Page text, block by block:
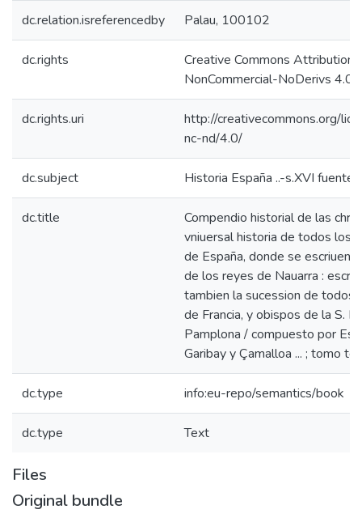
dc.relation.isreferencedby Palau, 100102
dc.rights
Creative Commons Attribution-
NonCommercial-NoDerivs 4.0
dc.rights.uri
http://creativecommons.org/
nc-nd/4.0/
dc.subject Historia España ..-s.XVI fuentes.
dc.title
Compendio historial de las
vniuersal historia de todos los
de España, donde se escriuen
de los reyes de Nauarra :
tambien la sucession de todos
de Francia, y obispos de la S.
Pamplona / compuesto por
Garibay y Çamalloa ... ; tomo
dc.type info:eu-repo/semantics/book
dc.type Text
Files
Original bundle